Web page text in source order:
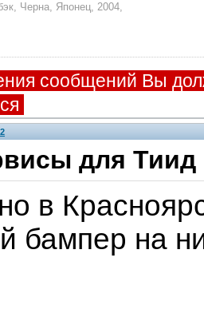
Черна, Японец, 2004,
сообщений Вы
для Тиид
в
бампер на